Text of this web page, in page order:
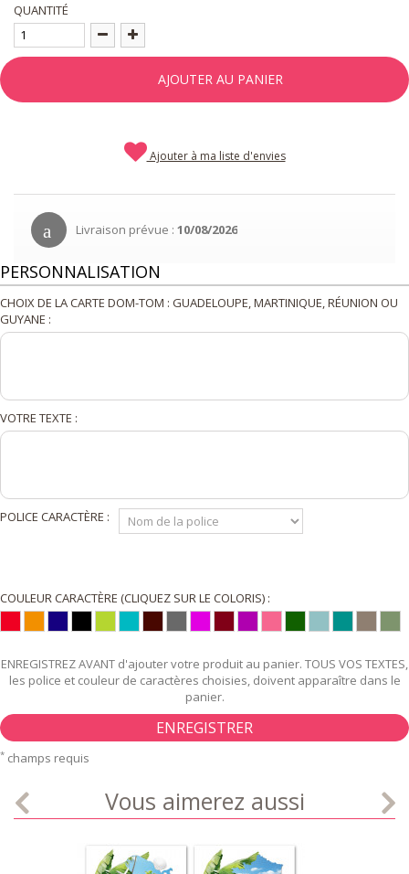
QUANTITÉ
AJOUTER AU PANIER
Ajouter à ma liste d'envies
Livraison prévue : 10/08/2026
PERSONNALISATION
CHOIX DE LA CARTE DOM-TOM : GUADELOUPE, MARTINIQUE, RÉUNION OU
GUYANE :
VOTRE TEXTE :
POLICE CARACTÈRE :
COULEUR CARACTÈRE (CLIQUEZ SUR LE COLORIS) :
ENREGISTREZ AVANT d'ajouter votre produit au panier. TOUS VOS TEXTES,
les police et couleur de caractères choisies, doivent apparaître dans le
panier.
ENREGISTRER
* champs requis
Vous aimerez aussi